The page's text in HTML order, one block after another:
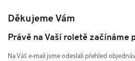
Děkujeme Vám
Právě na Vaší roletě začínáme
Na Váš e-mail jsme odeslali přehled